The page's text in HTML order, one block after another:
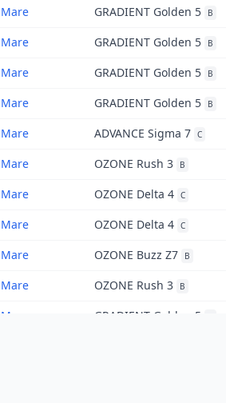
GRADIENT Golden 5 B
GRADIENT Golden 5 B
GRADIENT Golden 5 B
GRADIENT Golden 5 B
ADVANCE Sigma 7 C
OZONE Rush 3 B
OZONE Delta 4 C
OZONE Delta 4 C
OZONE Buzz Z7 B
OZONE Rush 3 B
GRADIENT Golden 5